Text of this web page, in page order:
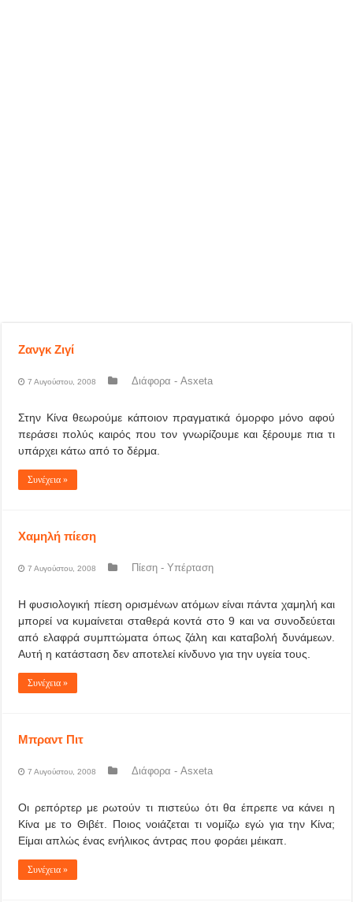
Ζανγκ Ζιγί
7 Αυγούστου, 2008 Διάφορα - Asxeta
Στην Κίνα θεωρούμε κάποιον πραγματικά όμορφο μόνο αφού
περάσει πολύς καιρός που τον γνωρίζουμε και ξέρουμε πια τι
υπάρχει κάτω από το δέρμα.
Συνέχεια »
Χαμηλή πίεση
7 Αυγούστου, 2008 Πίεση - Υπέρταση
Η φυσιολογική πίεση ορισμένων ατόμων είναι πάντα χαμηλή και
μπορεί να κυμαίνεται σταθερά κοντά στο 9 και να συνοδεύεται
από ελαφρά συμπτώματα όπως ζάλη και καταβολή δυνάμεων.
Αυτή η κατάσταση δεν αποτελεί κίνδυνο για την υγεία τους.
Συνέχεια »
Μπραντ Πιτ
7 Αυγούστου, 2008 Διάφορα - Asxeta
Οι ρεπόρτερ με ρωτούν τι πιστεύω ότι θα έπρεπε να κάνει η
Κίνα με το Θιβέτ. Ποιος νοιάζεται τι νομίζω εγώ για την Κίνα;
Είμαι απλώς ένας ενήλικος άντρας που φοράει μέικαπ.
Συνέχεια »